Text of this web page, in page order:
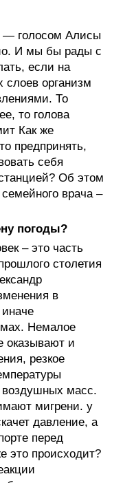
— голосом Алисы
И мы бы рады с
если на
организм
То
то голова
Как же
предпринять,
себя
Об этом
врача –
погоды?
– это часть
столетия
в
Немалое
оказывают и
резкое
воздушных масс.
мигрени. у
давление, а
перед
это происходит?